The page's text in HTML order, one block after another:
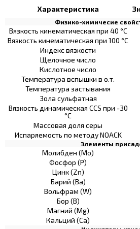
Характеристика
Физико-химичесие
Вязкость кинематическая при 40 °С
Вязкость кинематическая при 100 °С
Индекс вязкости
Щелочное число
Кислотное число
Температура вспышки в о.т.
Температура застывания
Зола сульфатная
Вязкость динамическая CCS при -30
°С
Массовая доля серы
Испаряемость по методу NOACK
Элементы
Молибден (Мо)
Фосфор (Р)
Цинк (Zn)
Барий (Ва)
Вольфрам (W)
Бор (В)
Магний (Mg)
Кальций (Са)